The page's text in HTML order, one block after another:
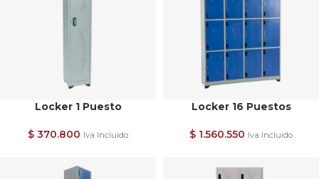
Locker 1 Puesto
$ 370.800 Iva Incluido
Locker 16 Puestos
$ 1.560.550 Iva Incluido